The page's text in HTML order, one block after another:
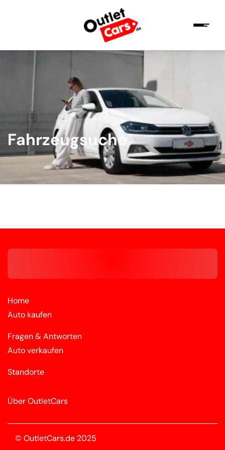
Fahrzeugsuche
Home
Auto kaufen
Fragen & Antworten
Auto verkaufen
Standorte
Über OutletCars
© OutletCars.de 2025